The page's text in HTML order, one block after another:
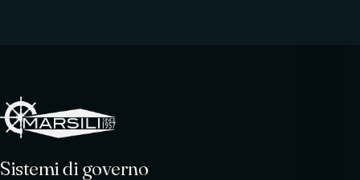
Sistemi di governo